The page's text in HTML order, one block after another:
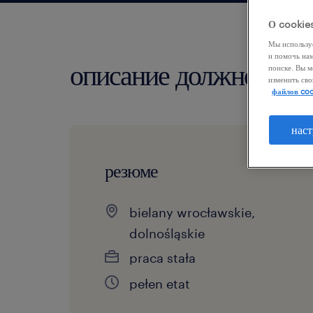
описание должности
резюме
bielany wrocławskie,
dolnośląskie
praca stała
pełen etat
О
Мы
и помочь
поиске. Вы
изменить
файлов